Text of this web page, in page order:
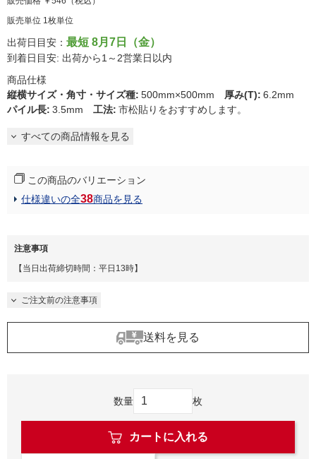
販売単位 1枚単位
出荷日目安： 最短 8月7日（金）
到着日目安: 出荷から1～2営業日以内
商品仕様
縦横サイズ・角寸・サイズ種: 500mm×500mm 厚み(T): 6.2mm
パイル長: 3.5mm 工法: 市松貼りをおすすめします。
すべての商品情報を見る
この商品のバリエーション
仕様違いの全38商品を見る
注意事項
【当日出荷締切時間：平日13時】
ご注文前の注意事項
送料を見る
数量 枚
カートに入れる